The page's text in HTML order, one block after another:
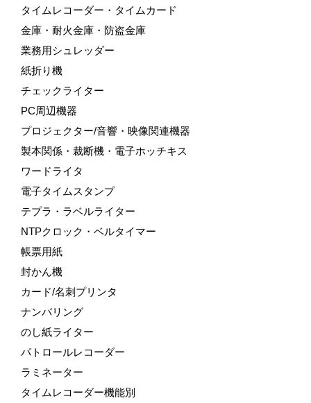
タイムレコーダー・タイムカード
金庫・耐火金庫・防盗金庫
業務用シュレッダー
紙折り機
チェックライター
PC周辺機器
プロジェクター/音響・映像関連機器
製本関係・裁断機・電子ホッチキス
ワードライタ
電子タイムスタンプ
テプラ・ラベルライター
NTPクロック・ベルタイマー
帳票用紙
封かん機
カード/名刺プリンタ
ナンバリング
のし紙ライター
パトロールレコーダー
ラミネーター
タイムレコーダー機能別